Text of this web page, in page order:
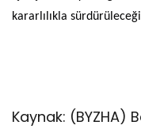
kararlılıkla
Kaynak: (BYZHA)